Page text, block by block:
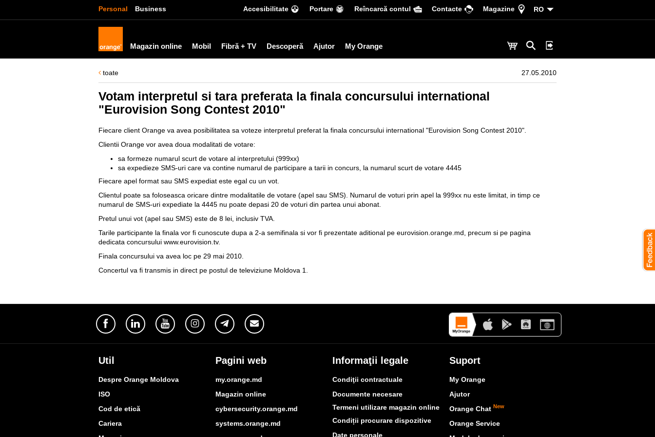
Personal Business Accesibilitate Portare Reîncarcă contul Сontacte Magazine RO
Magazin online Mobil Fibră + TV Descoperă Ajutor My Orange
toate 27.05.2010
Votam interpretul si tara preferata la finala concursului international
"Eurovision Song Contest 2010"
Fiecare client Orange va avea posibilitatea sa voteze interpretul preferat la finala concursului international "Eurovision Song Contest 2010".
Clientii Orange vor avea doua modalitati de votare:
sa formeze numarul scurt de votare al interpretului (999xx)
sa expedieze SMS-uri care va contine numarul de participare a tarii in concurs, la numarul scurt de votare 4445
Fiecare apel format sau SMS expediat este egal cu un vot.
Clientul poate sa foloseasca oricare dintre modalitatile de votare (apel sau SMS). Numarul de voturi prin apel la 999xx nu este limitat, in timp ce
numarul de SMS-uri expediate la 4445 nu poate depasi 20 de voturi din partea unui abonat.
Pretul unui vot (apel sau SMS) este de 8 lei, inclusiv TVA.
Tarile participante la finala vor fi cunoscute dupa a 2-a semifinala si vor fi prezentate aditional pe eurovision.orange.md , precum si pe pagina
dedicata concursului www.eurovision.tv.
Finala concursului va avea loc pe 29 mai 2010.
Concertul va fi transmis in direct pe postul de televiziune Moldova 1.
Util
Despre Orange Moldova
ISO
Cod de etică
Cariera
Pagini web
my.orange.md
Magazin online
cybersecurity.orange.md
systems.orange.md
Informaţii legale
Condiţii contractuale
Documente necesare
Termeni utilizare magazin online
Condiții procurare dispozitive
Date personale
Suport
My Orange
Ajutor
Orange Chat New
Orange Service